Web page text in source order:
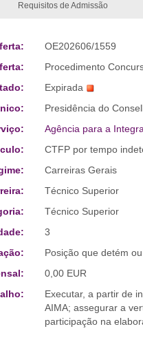
Requisitos de Admissão
OE202606/1559
Procedimento
Expirada
Presidência do
Agência para a
CTFP por tempo
Carreiras Gerais
Técnico Superior
Técnico Superior
3
Posição que detém
0,00 EUR
Executar, a partir de
AIMA; assegurar a
participação na